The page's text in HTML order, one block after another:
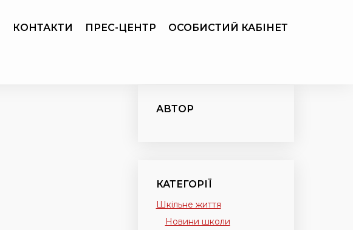
КОНТАКТИ ПРЕС-ЦЕНТР ОСОБИСТИЙ КАБІНЕТ
АВТОР
КАТЕГОРІЇ
Шкільне життя
Новини школи